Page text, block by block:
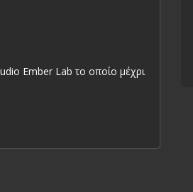
Ember Lab το οποίο μέχρι